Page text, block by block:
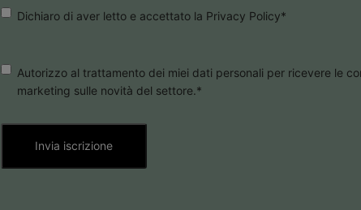
Consenso*
Dichiaro di aver letto e accettato la Privacy Policy*
Consenso
Marketing*
Autorizzo al trattamento dei miei dati personali per ricevere le
marketing sulle novità del settore.*